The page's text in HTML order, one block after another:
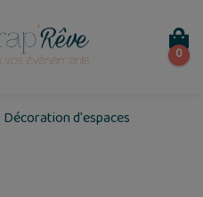
0
Décoration d'espaces